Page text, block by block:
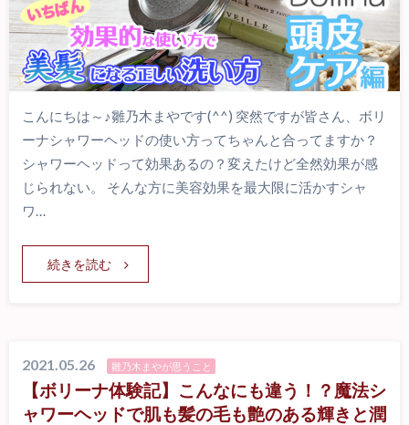
こんにちは～♪雛乃木まやです(^^) 突然ですが皆さん、ボリ
ーナシャワーヘッドの使い方ってちゃんと合ってますか？
シャワーヘッドって効果あるの？変えたけど全然効果が感
じられない。 そんな方に美容効果を最大限に活かすシャ
ワ…
続きを読む
2021.05.26 雛乃木まやが思うこと
【ボリーナ体験記】こんなにも違う！？魔法シ
ャワーヘッドで肌も髪の毛も艶のある輝きと潤